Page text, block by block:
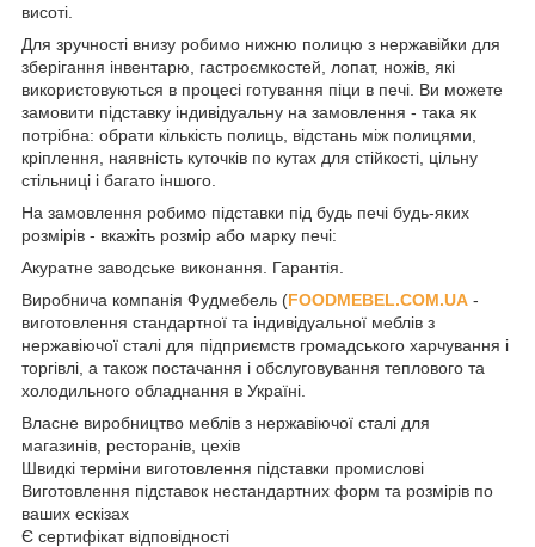
висоті.
Для зручності внизу робимо нижню полицю з нержавійки для
зберігання інвентарю, гастроємкостей, лопат, ножів, які
використовуються в процесі готування піци в печі. Ви можете
замовити підставку індивідуальну на замовлення - така як
потрібна: обрати кількість полиць, відстань між полицями,
кріплення, наявність куточків по кутах для стійкості, цільну
стільниці і багато іншого.
На замовлення робимо підставки під будь печі будь-яких
розмірів - вкажіть розмір або марку печі:
Акуратне заводське виконання. Гарантія.
Виробнича компанія Фудмебель (FOODMEBEL.СOM.UA -
виготовлення стандартної та індивідуальної меблів з
нержавіючої сталі для підприємств громадського харчування і
торгівлі, а також постачання і обслуговування теплового та
холодильного обладнання в Україні.
Власне виробництво меблів з нержавіючої сталі для
магазинів, ресторанів, цехів
Швидкі терміни виготовлення підставки промислові
Виготовлення підставок нестандартних форм та розмірів по
ваших ескізах
Є сертифікат відповідності